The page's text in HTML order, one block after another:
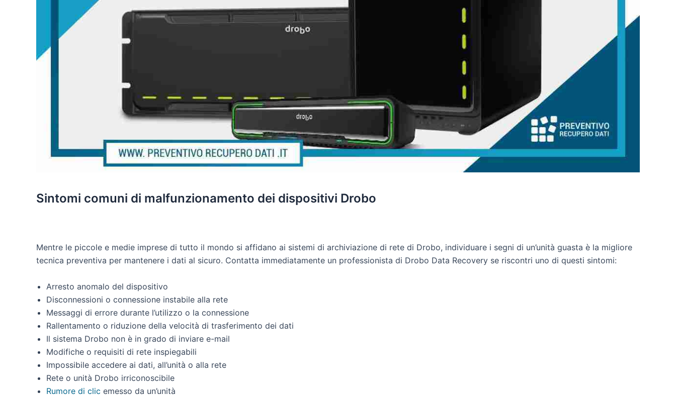
Sintomi comuni di malfunzionamento dei dispositivi Drobo
Mentre le piccole e medie imprese di tutto il mondo si affidano ai sistemi di archiviazione di rete di Drobo, individuare i segni di un’unità guasta è la migliore
tecnica preventiva per mantenere i dati al sicuro. Contatta immediatamente un professionista di Drobo Data Recovery se riscontri uno di questi sintomi:
Arresto anomalo del dispositivo
Disconnessioni o connessione instabile alla rete
Messaggi di errore durante l’utilizzo o la connessione
Rallentamento o riduzione della velocità di trasferimento dei dati
Il sistema Drobo non è in grado di inviare e-mail
Modifiche o requisiti di rete inspiegabili
Impossibile accedere ai dati, all’unità o alla rete
Rete o unità Drobo irriconoscibile
Rumore di clic emesso da un’unità